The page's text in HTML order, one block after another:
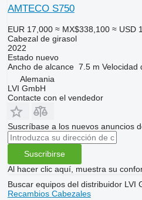
AMTECO S750
EUR 17,000 ≈ MX$338,100 ≈ USD
Cabezal de girasol
2022
Estadonuevo
Ancho de alcance 7.5 m Velocidad
Alemania
LVI GmbH
Contacte con el vendedor
Suscríbase a los nuevos anuncios
Suscribirse
Al hacer clic aquí, muestra su
Buscar equipos del distribuidor LVI
Recambios Cabezales